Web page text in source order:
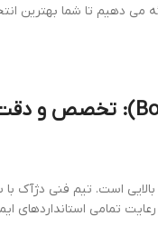
دهیم تا شما بهترین
است. تیم فنی دژآک با
رعایت تمامی استانداردهای